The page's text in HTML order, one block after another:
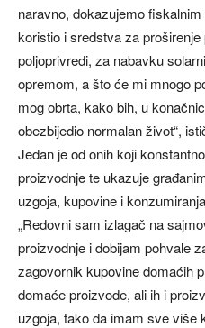
naravno, dokazujemo
koristio i sredstva za
poljoprivredi, za nabavku
opremom, a što će mi mnogo
mog obrta, kako bih, u
obezbijedio normalan život“,
Jedan je od onih koji
proizvodnje te ukazuje
uzgoja, kupovine i
„Redovni sam izlagač na
proizvodnje i dobijam pohvale
zagovornik kupovine domaćih
domaće proizvode, ali ih i
uzgoja, tako da imam sve više